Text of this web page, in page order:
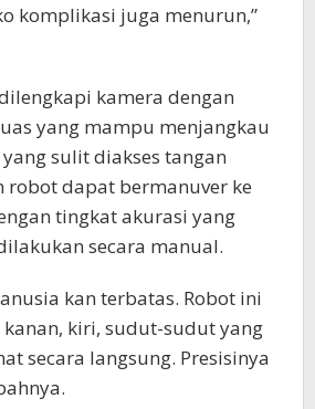
komplikasi juga menurun,”
kamera dengan
yang mampu menjangkau
sulit diakses tangan
robot dapat bermanuver ke
tingkat akurasi yang
secara manual.
kan terbatas. Robot ini
kanan, kiri, sudut-sudut yang
secara langsung. Presisinya